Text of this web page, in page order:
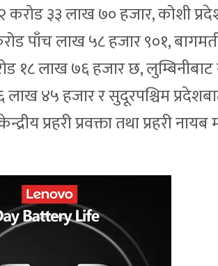
३३ लाख ७० हजार, कोशी
पाँच लाख ५८ हजार ९०१,
१८ लाख ७६ हजार छ,
४५ हजार र सुदूरपश्चिम
प्रहरी प्रवक्ता तथा प्रहरी नायब